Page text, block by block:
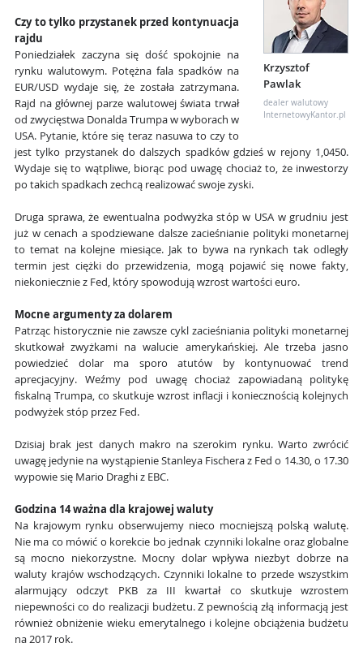
Krzysztof
Pawlak
dealer walutowy
InternetowyKantor.pl
Czy to tylko przystanek przed kontynuacja
rajdu
Poniedziałek zaczyna się dość spokojnie na
rynku walutowym. Potężna fala spadków na
EUR/USD wydaje się, że została zatrzymana.
Rajd na głównej parze walutowej świata trwał
od zwycięstwa Donalda Trumpa w wyborach w
USA. Pytanie, które się teraz nasuwa to czy to
jest tylko przystanek do dalszych spadków gdzieś w rejony 1,0450.
Wydaje się to wątpliwe, biorąc pod uwagę chociaż to, że inwestorzy
po takich spadkach zechcą realizować swoje zyski.
Druga sprawa, że ewentualna podwyżka stóp w USA w grudniu jest
już w cenach a spodziewane dalsze zacieśnianie polityki monetarnej
to temat na kolejne miesiące. Jak to bywa na rynkach tak odległy
termin jest ciężki do przewidzenia, mogą pojawić się nowe fakty,
niekoniecznie z Fed, który spowodują wzrost wartości euro.
Mocne argumenty za dolarem
Patrząc historycznie nie zawsze cykl zacieśniania polityki monetarnej
skutkował zwyżkami na walucie amerykańskiej. Ale trzeba jasno
powiedzieć dolar ma sporo atutów by kontynuować trend
aprecjacyjny. Weźmy pod uwagę chociaż zapowiadaną politykę
fiskalną Trumpa, co skutkuje wzrost inflacji i koniecznością kolejnych
podwyżek stóp przez Fed.
Dzisiaj brak jest danych makro na szerokim rynku. Warto zwrócić
uwagę jedynie na wystąpienie Stanleya Fischera z Fed o 14.30, o 17.30
wypowie się Mario Draghi z EBC.
Godzina 14 ważna dla krajowej waluty
Na krajowym rynku obserwujemy nieco mocniejszą polską walutę.
Nie ma co mówić o korekcie bo jednak czynniki lokalne oraz globalne
są mocno niekorzystne. Mocny dolar wpływa niezbyt dobrze na
waluty krajów wschodzących. Czynniki lokalne to przede wszystkim
alarmujący odczyt PKB za III kwartał co skutkuje wzrostem
niepewności co do realizacji budżetu. Z pewnością złą informacją jest
również obniżenie wieku emerytalnego i kolejne obciążenia budżetu
na 2017 rok.